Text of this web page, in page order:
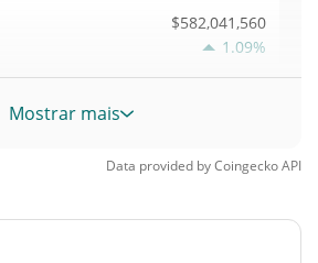
$582,041,560
1.09%
Mostrar mais
Data provided byCoingeckoAPI